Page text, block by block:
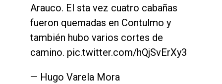
Arauco. El sta vez cuatro cabañas
fueron quemadas en Contulmo y
también hubo varios cortes de
camino. pic.twitter.com/hQjSvErXy3
— Hugo Varela Mora